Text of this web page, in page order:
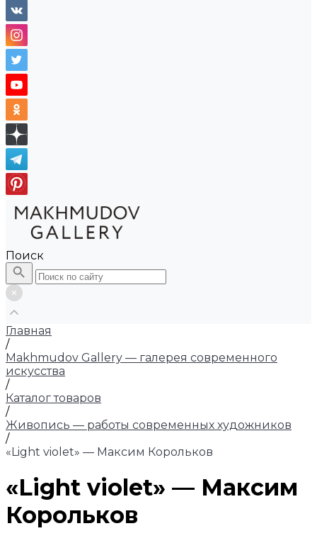
Поиск
Главная
/
Makhmudov Gallery — галерея современного
искусства
/
Каталог товаров
/
Живопись — работы современных художников
/
«Light violet» — Максим Корольков
«Light violet» — Максим
Корольков